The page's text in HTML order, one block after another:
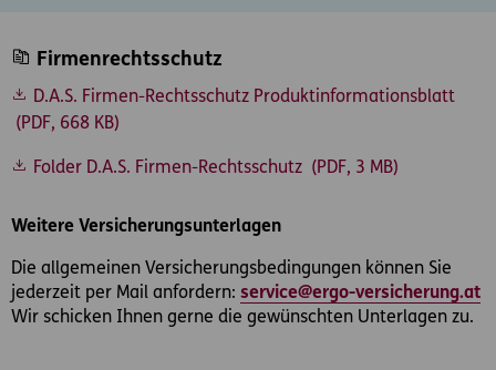
Firmenrechtsschutz
D.A.S. Firmen-Rechtsschutz Produktinformationsblatt
(PDF, 668 KB)
Folder D.A.S. Firmen-Rechtsschutz (PDF, 3 MB)
Weitere Versicherungsunterlagen
Die allgemeinen Versicherungsbedingungen können Sie
jederzeit per Mail anfordern: service@ergo-versicherung.at
Wir schicken Ihnen gerne die gewünschten Unterlagen zu.